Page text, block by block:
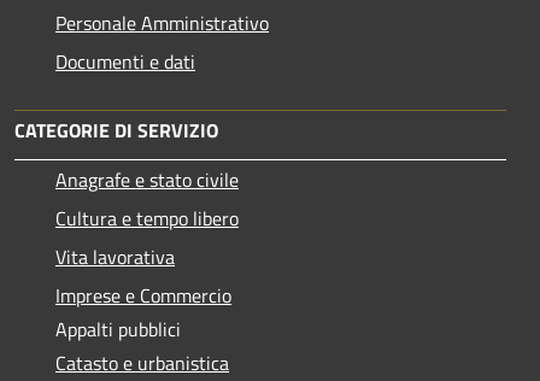
Personale Amministrativo
Documenti e dati
CATEGORIE DI SERVIZIO
Anagrafe e stato civile
Cultura e tempo libero
Vita lavorativa
Imprese e Commercio
Appalti pubblici
Catasto e urbanistica